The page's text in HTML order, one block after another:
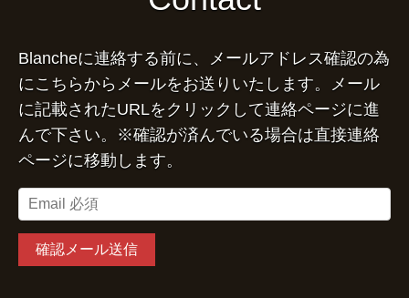
Blancheに連絡する前に、メールアドレス確認の為
にこちらからメールをお送りいたします。メール
に記載されたURLをクリックして連絡ページに進
んで下さい。※確認が済んでいる場合は直接連絡
ページに移動します。